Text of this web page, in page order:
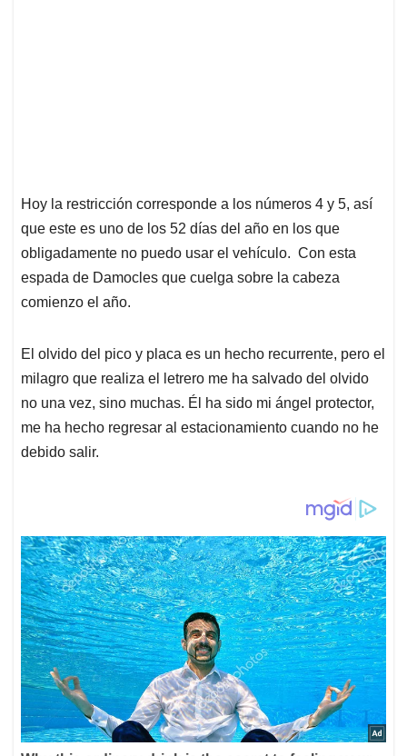
Hoy la restricción corresponde a los números 4 y 5, así
que este es uno de los 52 días del año en los que
obligadamente no puedo usar el vehículo. Con esta
espada de Damocles que cuelga sobre la cabeza
comienzo el año.
El olvido del pico y placa es un hecho recurrente, pero el
milagro que realiza el letrero me ha salvado del olvido
no una vez, sino muchas. Él ha sido mi ángel protector,
me ha hecho regresar al estacionamiento cuando no he
debido salir.